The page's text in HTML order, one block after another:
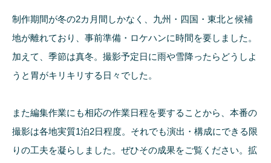
制作期間が冬の2カ月間しかなく、九州・四国・東北と候補
地が離れており、事前準備・ロケハンに時間を要しました。
加えて、季節は真冬。撮影予定日に雨や雪降ったらどうしよ
うと胃がキリキリする日々でした。
また編集作業にも相応の作業日程を要することから、本番の
撮影は各地実質1泊2日程度。それでも演出・構成にできる限
りの工夫を凝らしました。ぜひその成果をご覧ください。拡